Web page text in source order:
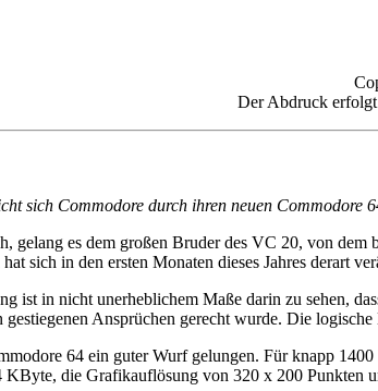
Der Abdruck
sich Commodore durch ihren neuen Commodore
gelang es dem großen Bruder des VC 20, von
sich in den ersten Monaten dieses Jahres derart
ist in nicht unerheblichem Maße darin zu sehen,
Ansprüchen gerecht wurde. Die
64 ein guter Wurf gelungen. Für knapp
KByte, die Grafikauflösung von 320 x 200